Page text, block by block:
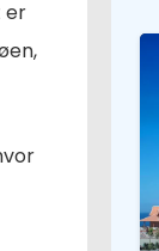
er